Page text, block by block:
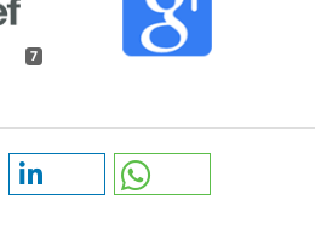
7